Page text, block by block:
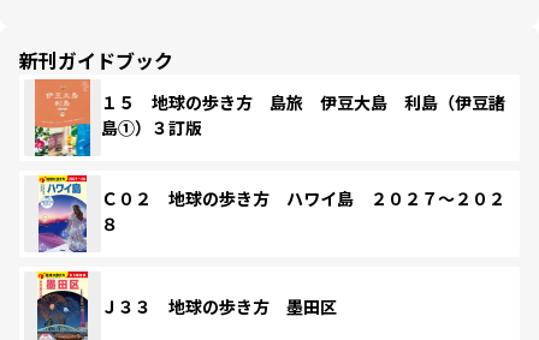
新刊ガイドブック
１５ 地球の歩き方 島旅 伊豆大島 利島（伊豆諸
島①）３訂版
Ｃ０２ 地球の歩き方 ハワイ島 ２０２７～２０２
８
Ｊ３３ 地球の歩き方 墨田区